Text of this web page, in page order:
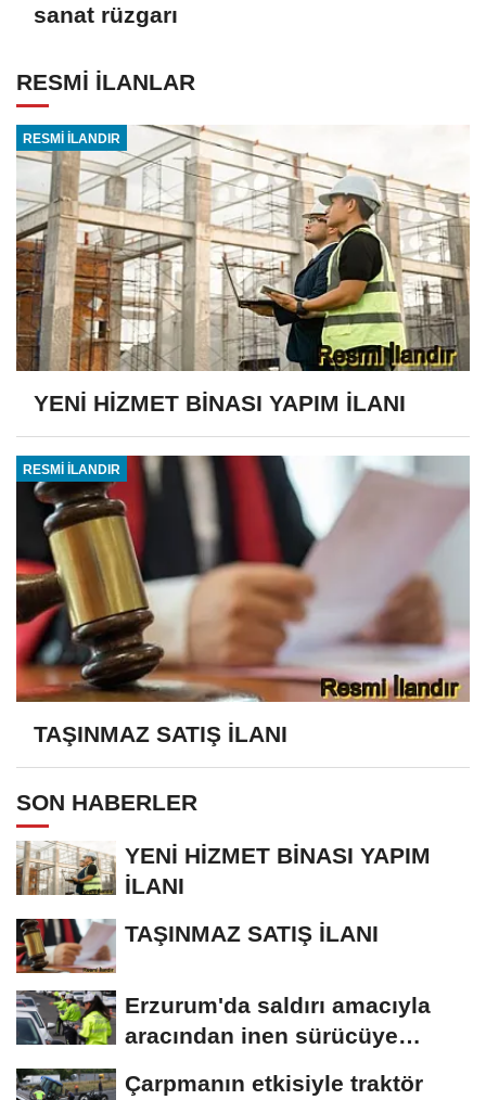
sanat rüzgarı
RESMİ İLANLAR
RESMİ İLANDIR
YENİ HİZMET BİNASI YAPIM İLANI
RESMİ İLANDIR
TAŞINMAZ SATIŞ İLANI
SON HABERLER
YENİ HİZMET BİNASI YAPIM
İLANI
TAŞINMAZ SATIŞ İLANI
Erzurum'da saldırı amacıyla
aracından inen sürücüye
Çarpmanın etkisiyle traktör